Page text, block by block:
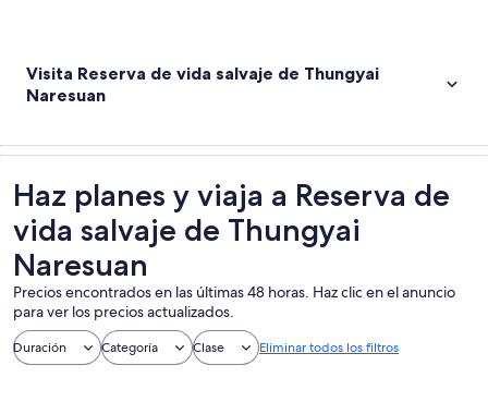
Visita Reserva de vida salvaje de Thungyai
Naresuan
Haz planes y viaja a Reserva de
vida salvaje de Thungyai
Naresuan
Precios encontrados en las últimas 48 horas. Haz clic en el anuncio
para ver los precios actualizados.
Duración Categoría Clase Eliminar todos los filtros